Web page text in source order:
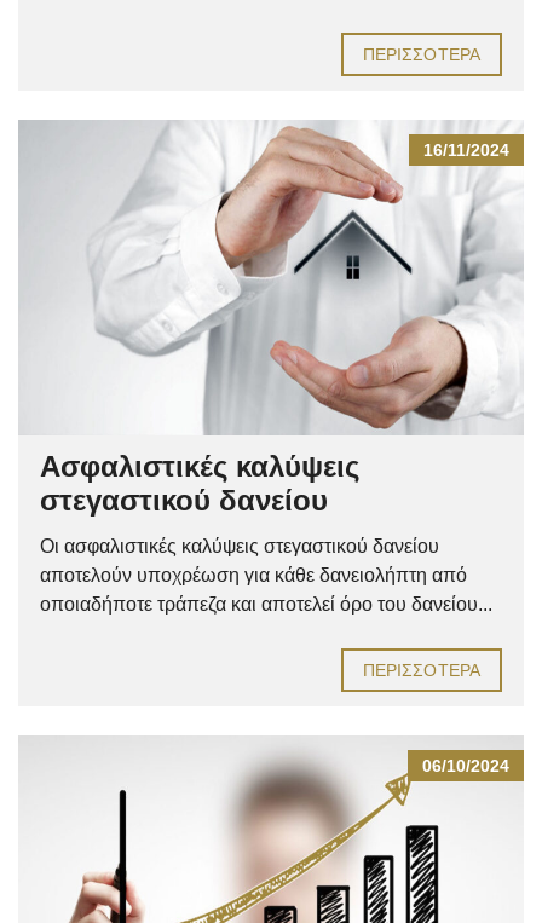
ΠΕΡΙΣΣΌΤΕΡΑ
16/11/2024
Ασφαλιστικές καλύψεις
στεγαστικού δανείου
Οι ασφαλιστικές καλύψεις στεγαστικού δανείου
αποτελούν υποχρέωση για κάθε δανειολήπτη από
οποιαδήποτε τράπεζα και αποτελεί όρο του δανείου...
ΠΕΡΙΣΣΌΤΕΡΑ
06/10/2024